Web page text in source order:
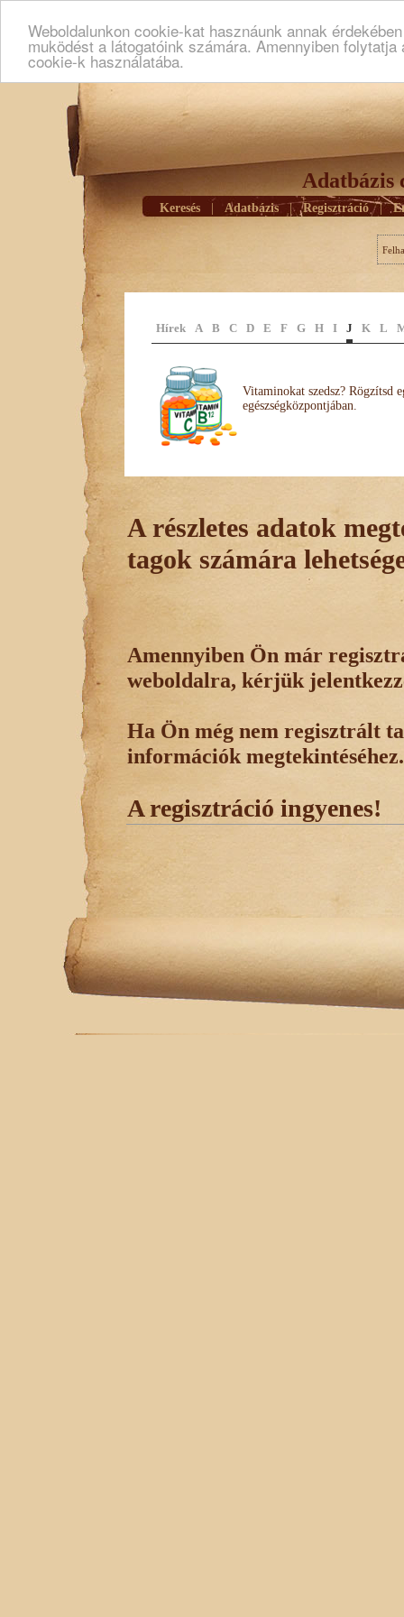
Weboldalunkon cookie-kat hasznáunk annak
muködést a látogatóink számára. Amennyiben
cookie-k használatába.
Adatbázis
Keresés Adatbázis | Regisztráció |
Hírek A B C D E F G H I J K L
Vitaminokat szedsz? Rögzítsd
egészségközpontjában.
A részletes adatok
tagok számára
Amennyiben Ön már
weboldalra, kérjük
Ha Ön még nem regisztrált
információk megtekintéséhez.
A regisztráció ingyenes!